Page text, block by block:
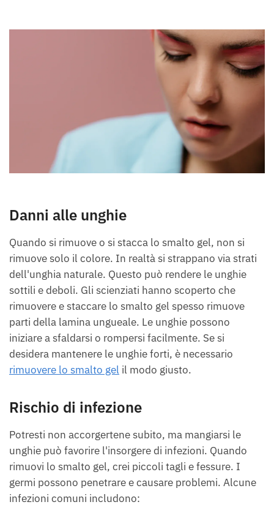
Danni alle unghie
Quando si rimuove o si stacca lo smalto gel, non si
rimuove solo il colore. In realtà si strappano via strati
dell'unghia naturale. Questo può rendere le unghie
sottili e deboli. Gli scienziati hanno scoperto che
rimuovere e staccare lo smalto gel spesso rimuove
parti della lamina ungueale. Le unghie possono
iniziare a sfaldarsi o rompersi facilmente. Se si
desidera mantenere le unghie forti, è necessario
rimuovere lo smalto gel il modo giusto.
Rischio di infezione
Potresti non accorgertene subito, ma mangiarsi le
unghie può favorire l'insorgere di infezioni. Quando
rimuovi lo smalto gel, crei piccoli tagli e fessure. I
germi possono penetrare e causare problemi. Alcune
infezioni comuni includono: